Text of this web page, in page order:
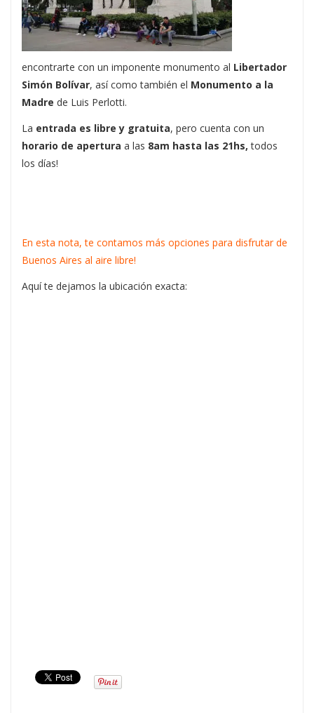
encontrarte con un imponente monumento al Libertador
Simón Bolívar, así como también el Monumento a la
Madre de Luis Perlotti.
La entrada es libre y gratuita, pero cuenta con un
horario de apertura a las 8am hasta las 21hs, todos
los días!
En esta nota, te contamos más opciones para disfrutar de
Buenos Aires al aire libre!
Aquí te dejamos la ubicación exacta: